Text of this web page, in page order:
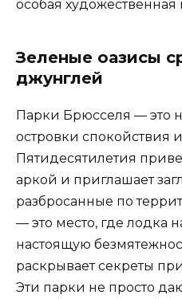
особая
Зеленые оазисы
джунглей
Парки Брюсселя — это
островки спокойствия
Пятидесятилетия
аркой и приглашает
разбросанные по
— это место, где лодка
настоящую
раскрывает секреты
Эти парки не просто